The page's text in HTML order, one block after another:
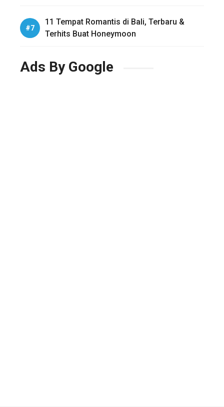
11 Tempat Romantis di Bali, Terbaru &
Terhits Buat Honeymoon
Ads By Google